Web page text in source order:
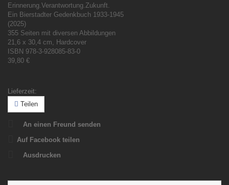
Erinnerung.Verantwortung.Zukunft.
Ein Bierstadter Gedenkbuch 1933-1945
(2025)
355 Seiten mit diversen Abbildungen
21,6 x 30,4 cm, Hardcover
ISBN 978-3-928085-83-0
39,80 €
Lieferzeit:
Teilen
An einen Freund senden
Auf Facebook teilen
Ausdrucken